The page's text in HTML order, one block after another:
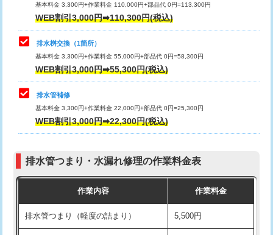
マス交換（深さ50㎝以上）
コンクリート斫り（厚さ10㎝まで）
コンクリート斫り（厚さ10㎝超え）
モルタル補修（厚さ10㎝まで）
モルタル補修（厚さ10㎝超え）
追加人工 16,500円
現場見積
※給水管工事は20mmまでの価格です。
交換・取付（タンク）
交換・取付(単水栓（壁付・デッキ
式）)
交換・取付(混合水栓（壁付・デッキ
式・ワンホール）)
16,500円+材料費
交換・取付(排水栓・排水トラップ
交換・取付（その他部品） 11,000円+材料費
持込商品取付（単水栓） 13,200円
持込商品取付（混合水栓） 16,500円
持込商品取付（浄水器・分岐水栓） 16,500円
基本料金 3,300円+作業料金 110,000円+部品代 0円=113,300円
WEB割引3,000円➡110,300円(税込)
排水桝交換（1箇所）
基本料金 3,300円+作業料金 55,000円+部品代 0円=58,300円
WEB割引3,000円➡55,300円(税込)
排水管補修
基本料金 3,300円+作業料金 22,000円+部品代 0円=25,300円
WEB割引3,000円➡22,300円(税込)
排水管つまり・水漏れ修理の作業料金表
作業内容 作業料金
排水管つまり（軽度の詰まり） 5,500円